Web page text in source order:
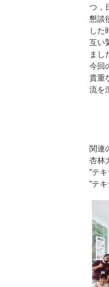
つ，
懇談
した
互い
まし
今回
貴重
流を
関連
杏林
”テ
”テ